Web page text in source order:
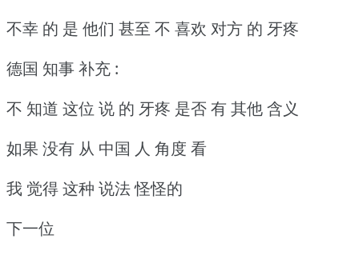
不幸 的 是 他们 甚至 不 喜欢 对方 的 牙疼
德国 知事 补充 :
不 知道 这位 说 的 牙疼 是否 有 其他 含义
如果 没有 从 中国 人 角度 看
我 觉得 这种 说法 怪怪的
下一位